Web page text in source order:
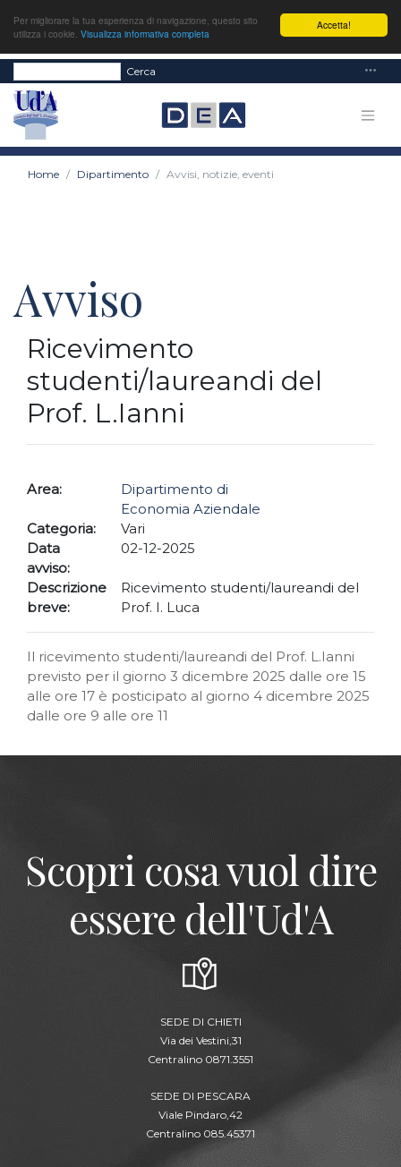
Accetta!
Per migliorare la tua esperienza di navigazione, questo sito
utilizza i cookie. Visualizza informativa completa
Cerca
Home Dipartimento Avvisi, notizie, eventi
Avviso
Ricevimento
studenti/laureandi del
Prof. L.Ianni
Area:
Dipartimento di
Economia Aziendale
Categoria:
Vari
Data
avviso:
02-12-2025
Descrizione
breve:
Ricevimento studenti/laureandi del
Prof. I. Luca
Il ricevimento studenti/laureandi del Prof. L.Ianni
previsto per il giorno 3 dicembre 2025 dalle ore 15
alle ore 17 è posticipato al giorno 4 dicembre 2025
dalle ore 9 alle ore 11
Scopri cosa vuol dire
essere dell'Ud'A
SEDE DI CHIETI
Via dei Vestini,31
Centralino 0871.3551
SEDE DI PESCARA
Viale Pindaro,42
Centralino 085.45371